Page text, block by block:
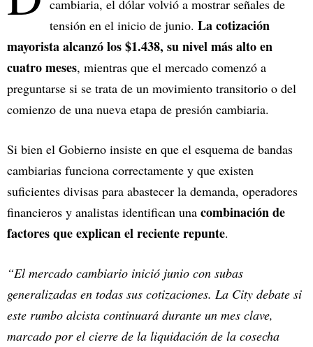
cambiaria, el dólar volvió a mostrar señales de
tensión en el inicio de junio. La cotización
mayorista alcanzó los $1.438, su nivel más alto en
cuatro meses, mientras que el mercado comenzó a
preguntarse si se trata de un movimiento transitorio o del
comienzo de una nueva etapa de presión cambiaria.
Si bien el Gobierno insiste en que el esquema de bandas
cambiarias funciona correctamente y que existen
suficientes divisas para abastecer la demanda, operadores
financieros y analistas identifican una combinación de
factores que explican el reciente repunte.
“El mercado cambiario inició junio con subas
generalizadas en todas sus cotizaciones. La City debate si
este rumbo alcista continuará durante un mes clave,
marcado por el cierre de la liquidación de la cosecha